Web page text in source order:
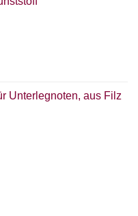
Unterlegnoten, aus Filz